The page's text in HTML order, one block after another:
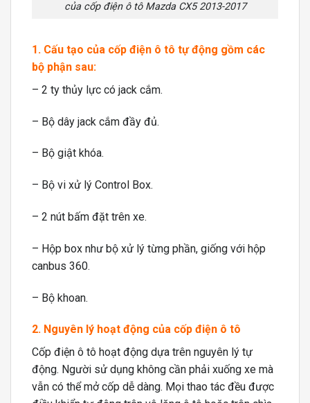
của cốp điện ô tô Mazda CX5 2013-2017
1. Cấu tạo của cốp điện ô tô tự động gồm các
bộ phận sau:
– 2 ty thủy lực có jack cắm.
– Bộ dây jack cắm đầy đủ.
– Bộ giật khóa.
– Bộ vi xử lý Control Box.
– 2 nút bấm đặt trên xe.
– Hộp box như bộ xử lý từng phần, giống với hộp
canbus 360.
– Bộ khoan.
2. Nguyên lý hoạt động của cốp điện ô tô
Cốp điện ô tô hoạt động dựa trên nguyên lý tự
động. Người sử dụng không cần phải xuống xe mà
vẫn có thể mở cốp dễ dàng. Mọi thao tác đều được